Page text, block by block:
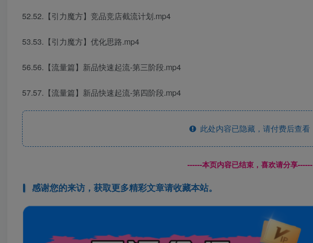
52.52.【引力魔方】竞品竞店截流计划.mp4
53.53.【引力魔方】优化思路.mp4
56.56.【流量篇】新品快速起流-第三阶段.mp4
57.57.【流量篇】新品快速起流-第四阶段.mp4
此处内容已隐藏，请付费后查看
------本页内容已结束，喜欢请分享------
感谢您的来访，获取更多精彩文章请收藏本站。